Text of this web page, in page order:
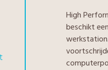
High
beschikt